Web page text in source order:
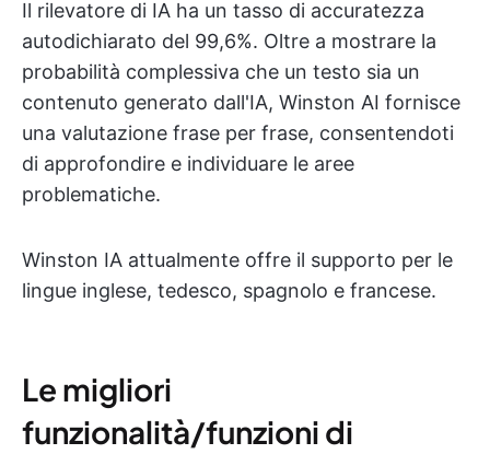
Il rilevatore di IA ha un tasso di accuratezza
autodichiarato del 99,6%. Oltre a mostrare la
probabilità complessiva che un testo sia un
contenuto generato dall'IA, Winston AI fornisce
una valutazione frase per frase, consentendoti
di approfondire e individuare le aree
problematiche.
Winston IA attualmente offre il supporto per le
lingue inglese, tedesco, spagnolo e francese.
Le migliori
funzionalità/funzioni di